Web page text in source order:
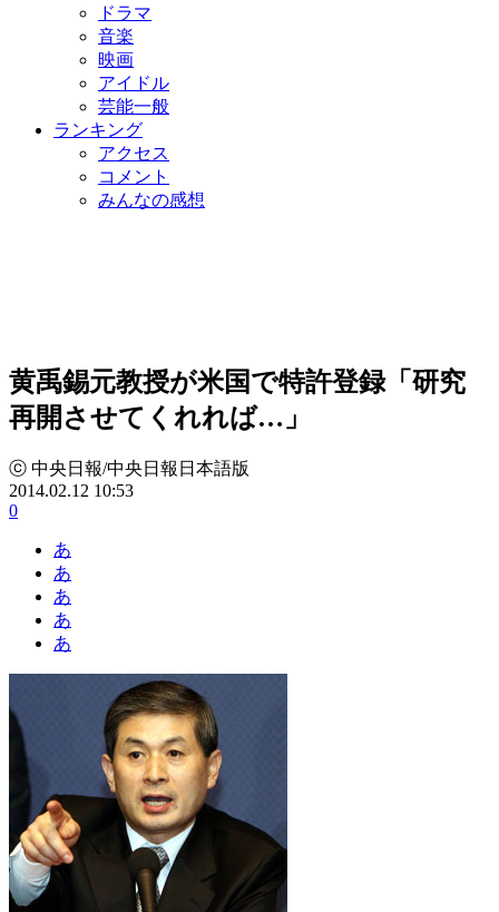
ドラマ
音楽
映画
アイドル
芸能一般
ランキング
アクセス
コメント
みんなの感想
黄禹錫元教授が米国で特許登録「研究
再開させてくれれば…」
ⓒ 中央日報/中央日報日本語版
2014.02.12 10:53
0
あ
あ
あ
あ
あ